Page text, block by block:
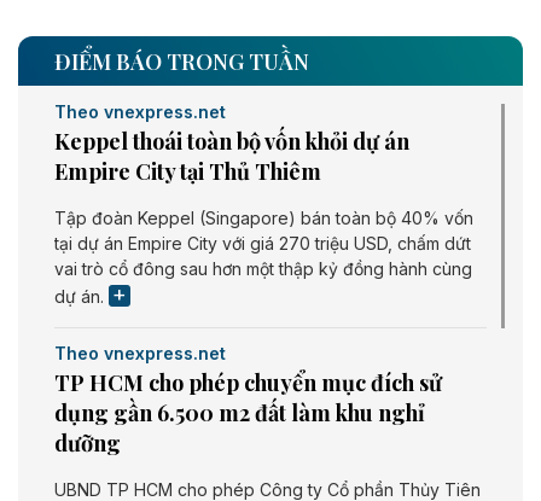
ĐIỂM BÁO TRONG TUẦN
Theo vnexpress.net
Keppel thoái toàn bộ vốn khỏi dự án
Empire City tại Thủ Thiêm
Tập đoàn Keppel (Singapore) bán toàn bộ 40% vốn
tại dự án Empire City với giá 270 triệu USD, chấm dứt
vai trò cổ đông sau hơn một thập kỷ đồng hành cùng
dự án.
Theo vnexpress.net
TP HCM cho phép chuyển mục đích sử
dụng gần 6.500 m2 đất làm khu nghỉ
dưỡng
UBND TP HCM cho phép Công ty Cổ phần Thủy Tiên